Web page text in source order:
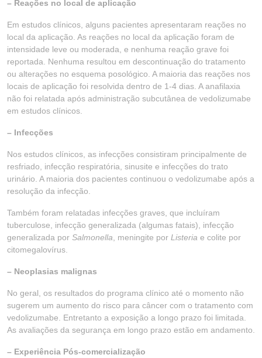
– Reações no local de aplicação
Em estudos clínicos, alguns pacientes apresentaram reações no
local da aplicação. As reações no local da aplicação foram de
intensidade leve ou moderada, e nenhuma reação grave foi
reportada. Nenhuma resultou em descontinuação do tratamento
ou alterações no esquema posológico. A maioria das reações nos
locais de aplicação foi resolvida dentro de 1-4 dias. A anafilaxia
não foi relatada após administração subcutânea de vedolizumabe
em estudos clínicos.
– Infecções
Nos estudos clínicos, as infecções consistiram principalmente de
resfriado, infecção respiratória, sinusite e infecções do trato
urinário. A maioria dos pacientes continuou o vedolizumabe após a
resolução da infecção.
Também foram relatadas infecções graves, que incluíram
tuberculose, infecção generalizada (algumas fatais), infecção
generalizada por Salmonella , meningite por Listeria e colite por
citomegalovírus.
– Neoplasias malignas
No geral, os resultados do programa clínico até o momento não
sugerem um aumento do risco para câncer com o tratamento com
vedolizumabe. Entretanto a exposição a longo prazo foi limitada.
As avaliações da segurança em longo prazo estão em andamento.
– Experiência Pós-comercialização